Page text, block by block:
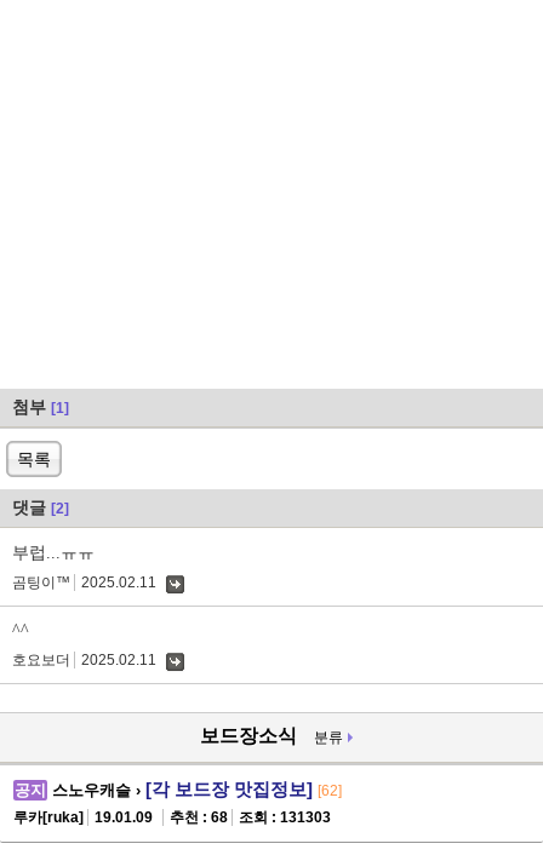
첨부 [1]
목록
댓글 [2]
부럽...ㅠㅠ
곰팅이™ 2025.02.11
^^
호요보더 2025.02.11
보드장소식 분류
공지 스노우캐슬 › [각 보드장 맛집정보] [62]
루카[ruka]
19.01.09 추천 : 68 조회 : 131303